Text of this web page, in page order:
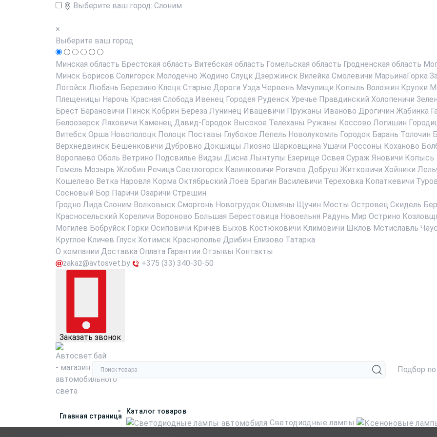
Выберите ваш город: Слоним
×
Выберите ваш город
Минская область Брестская область Витебская область Гомельская область Гродненская область
Минск Борисов Солигорск Молодечно Жодино Слуцк Дзержинск Вилейка Смолевичи МарьинаГорка
Логойск Любань Березино Клецк Старые Дороги Узда Червень Мачулищи Копыль Воложин Крупки
Плещеницы Нарочь Красная Слобода Ивенец Городея Руденск Уречье Правдинский Холопеничи
Брест Барановичи Пинск Кобрин Береза Лунинец Ивацевичи Пружаны Иваново Дрогичин Жабинка
Белоозерск Ляховичи Каменец Давид-Городок Высокое Телеханы Ружаны Коссово Логишин
Витебск Орша Новополоцк Полоцк Поставы Глубокое Лепель Новолукомль Городок Барань Толочин
Верхнедвинск Бешенковичи Дубровно Докшицы Лиозно Шарковщина Ушачи Россоны Коханово
Воропаево Оболь Ветрино Подсвилье Видзы Дисна Лынтупы Езерище Освея Сураж Яновичи Копысь
Гомель Мозырь Жлобин Речица Светлогорск Калинковичи Рогачев Добруш Житковичи Хойники
Кошелево Ветка Наровля Корма Октябрьский Лоев Брагин Василевичи Тереховка Копаткевичи
Сосновый Бор Паричи Озаричи Стрешин
Гродно Лида Слоним Волковыск Сморгонь Новогрудок Ошмяны Щучин Мосты Островец Скидель
Красносельский Кореличи Вороново Большая Берестовица Новоельня Радунь Мир Острино
Могилев Бобруйск Горки Осиповичи Кричев Быхов Костюковичи Климовичи Шклов Мстиславль
Круглое Кличев Глуск Хотимск Краснополье Дрибин Елизово Татарка
О компании Доставка Оплата Гарантии Отзывы Контакты
zakaz@avtosvet.by
+375 (33) 340-30-50
Заказать звонок
Подбор
Главная страница
Каталог товаров
Светодиодные лампы